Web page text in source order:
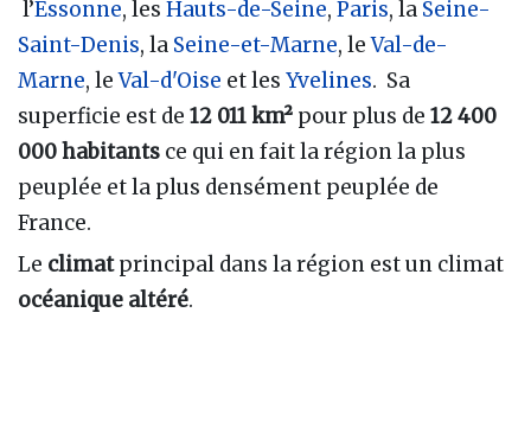
l’Essonne, les Hauts-de-Seine, Paris, la Seine-
Saint-Denis, la Seine-et-Marne, leVal-de-
Marne, leVal-d'Oise et les Yvelines. Sa
superficie est de 12 011 km² pour plus de 12 400
000 habitants ce qui en fait la région la plus
peuplée et la plus densément peuplée de
France.
Le climatprincipal dans la région est un climat
océanique altéré.